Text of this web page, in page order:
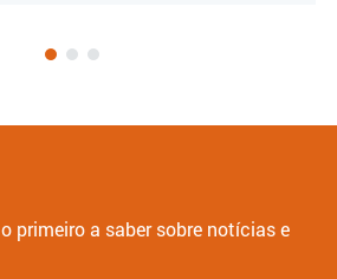
primeiro a saber sobre notícias e